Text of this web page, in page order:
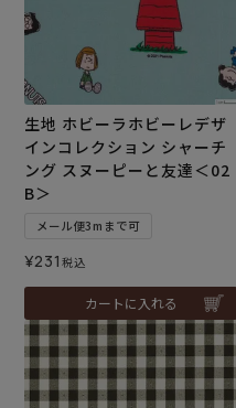
生地 ホビーラホビーレデザ
インコレクション シャーチ
ング スヌーピーと友達＜02
B＞
メール便3mまで可
¥231税込
カートに入れる